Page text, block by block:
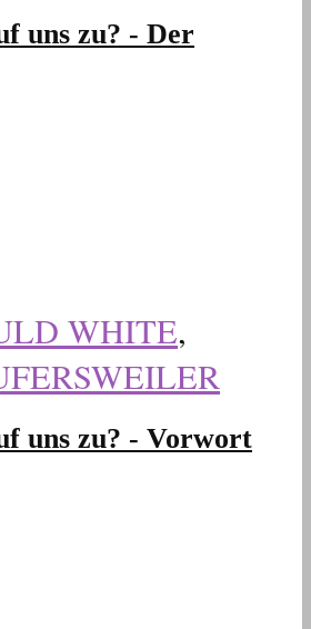
uns zu? - Der
WHITE,
uns zu? - Vorwort